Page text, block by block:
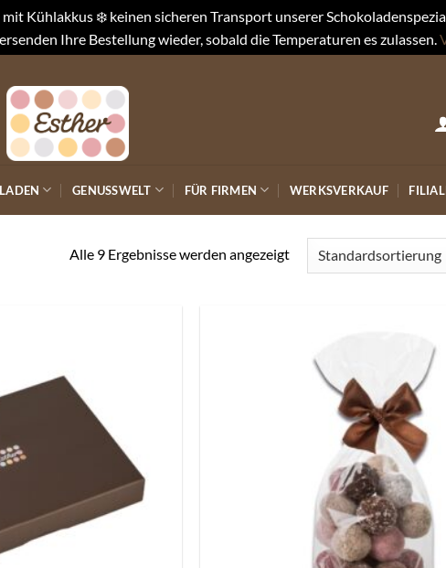
Kühlakkus ❄️ keinen sicheren Transport unserer
Ihre Bestellung wieder, sobald die Temperaturen es zulassen.
GENUSSWELT FÜR FIRMEN WERKSVERKAUF
Alle 9 Ergebnisse werden angezeigt